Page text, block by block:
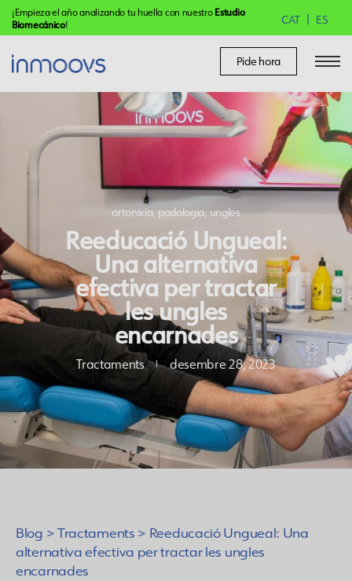
¡Empieza el año analizando tu huella con nuestro Estudio
Biomecánico! CAT ES
Pide hora
ortonixia, podologia, ungles
Reeducació Ungueal:
Una alternativa
efectiva per tractar
les ungles
encarnades
Tractaments desembre 28, 2023
Blog > Tractaments > Reeducació Ungueal: Una
alternativa efectiva per tractar les ungles
encarnades